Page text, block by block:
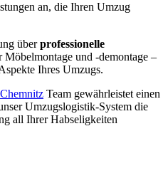
an, die Ihren Umzug
überprofessionelle
Möbelmontage und -demontage –
Ihres Umzugs.
Team gewährleistet einen
Umzugslogistik-System die
all Ihrer Habseligkeiten